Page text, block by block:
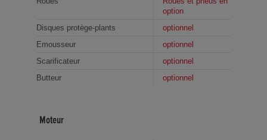
option
Disques protège-plants
optionnel
Emousseur
optionnel
Scarificateur
optionnel
Butteur
optionnel
Moteur